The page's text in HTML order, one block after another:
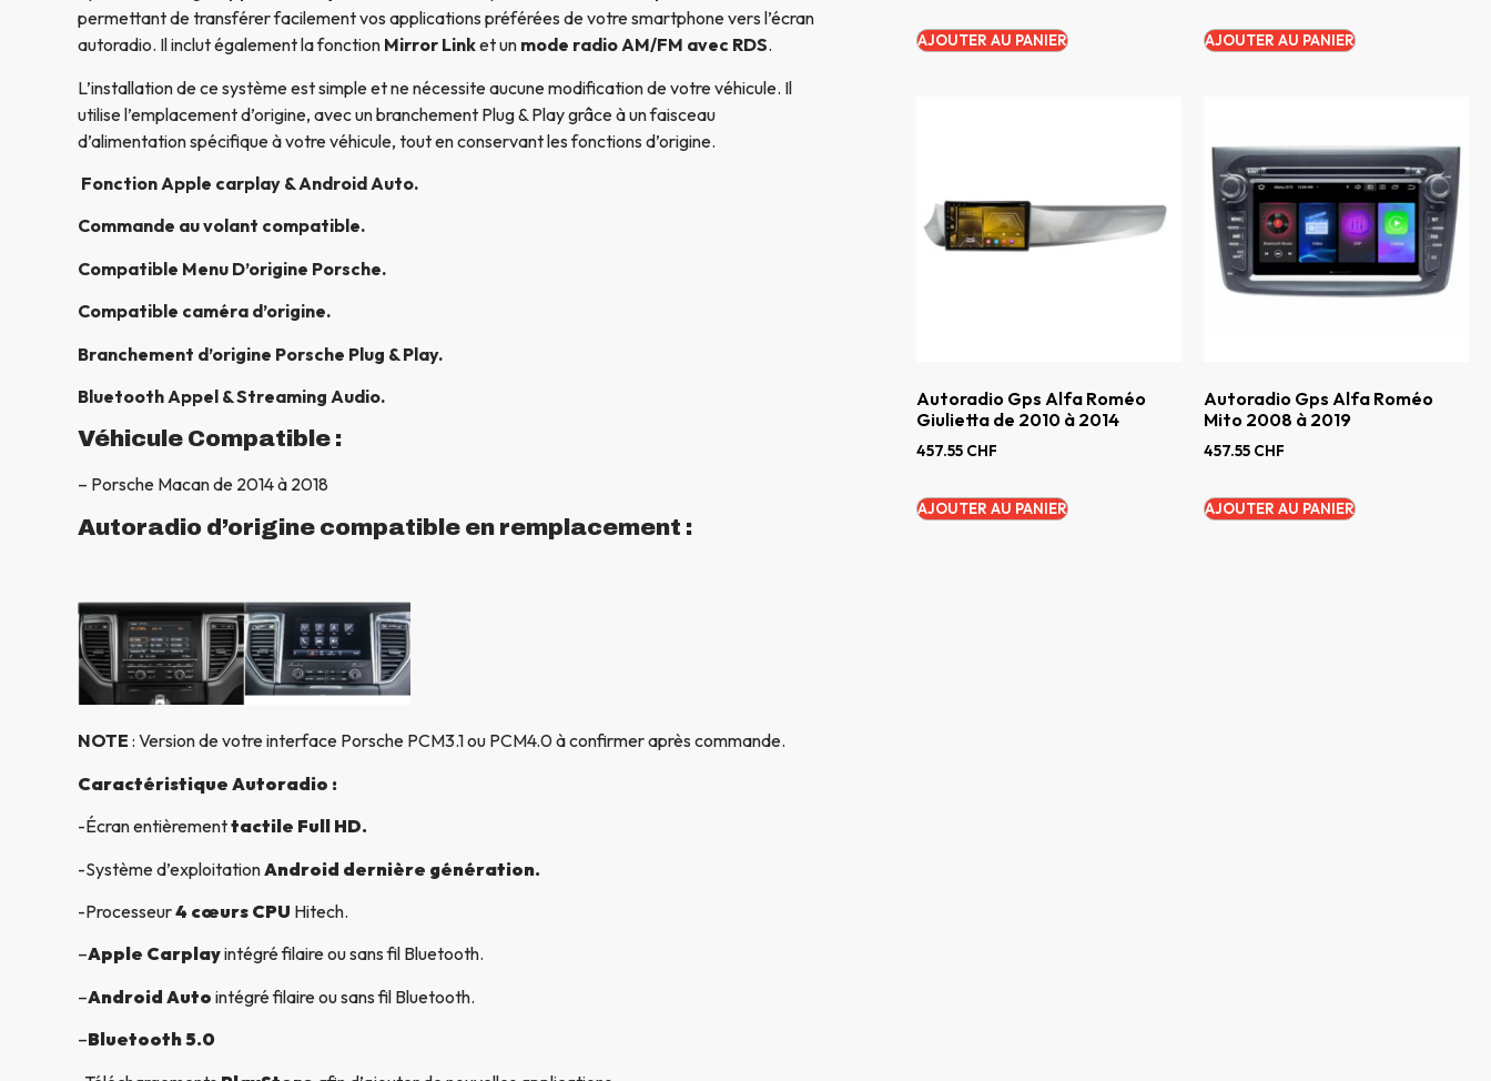
permettant de transférer facilement vos applications préférées de votre smartphone vers l’écran
autoradio. Il inclut également la fonction Mirror Linket un mode radio AM/FM avec RDS.
L’installation de ce système est simple et ne nécessite aucune modification de votre véhicule. Il
utilise l’emplacement d’origine, avec un branchement Plug & Play grâce à un faisceau
d’alimentation spécifique à votre véhicule, tout en conservant les fonctions d’origine.
Fonction Apple carplay & Android Auto.
Commande au volant compatible.
Compatible Menu D’origine Porsche.
Compatible caméra d’origine.
Branchement d’origine Porsche Plug & Play.
Bluetooth Appel & Streaming Audio.
Véhicule Compatible :
– Porsche Macan de 2014 à 2018
Autoradio d’origine compatible en remplacement :
NOTE : Version de votre interface Porsche PCM3.1 ou PCM4.0 à confirmer après commande.
Caractéristique Autoradio :
-Écran entièrementtactile Full HD.
-Système d’exploitationAndroid dernière génération.
-Processeur4 cœurs CPU Hitech.
–Apple Carplayintégré filaire ou sans fil Bluetooth.
–Android Auto intégré filaire ou sans fil Bluetooth.
–Bluetooth 5.0
AJOUTER AU PANIER AJOUTER AU PANIER
Autoradio Gps Alfa Roméo
Giulietta de 2010 à 2014
457.55 CHF
AJOUTER AU PANIER
Autoradio Gps Alfa Roméo
Mito 2008 à 2019
457.55 CHF
AJOUTER AU PANIER